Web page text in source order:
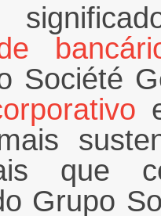
Société
que
Grupo